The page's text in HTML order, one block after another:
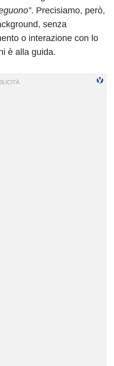
. Precisiamo, però,
senza
o interazione con lo
è alla guida.